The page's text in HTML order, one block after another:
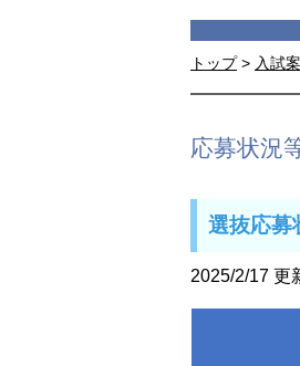
トップ> 入試
応募状況
選抜応募
2025/2/17 更